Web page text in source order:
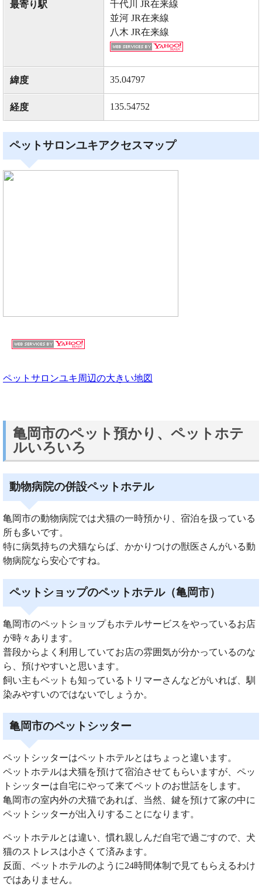
最寄り駅
千代川 JR在来線
並河 JR在来線
八木 JR在来線
緯度 35.04797
経度 135.54752
ペットサロンユキアクセスマップ
ペットサロンユキ周辺の大きい地図
亀岡市のペット預かり、ペットホテ
ルいろいろ
動物病院の併設ペットホテル
亀岡市の動物病院では犬猫の一時預かり、宿泊を扱っている
所も多いです。
特に病気持ちの犬猫ならば、かかりつけの獣医さんがいる動
物病院なら安心ですね。
ペットショップのペットホテル（亀岡市）
亀岡市のペットショップもホテルサービスをやっているお店
が時々あります。
普段からよく利用していてお店の雰囲気が分かっているのな
ら、預けやすいと思います。
飼い主もペットも知っているトリマーさんなどがいれば、馴
染みやすいのではないでしょうか。
亀岡市のペットシッター
ペットシッターはペットホテルとはちょっと違います。
ペットホテルは犬猫を預けて宿泊させてもらいますが、ペッ
トシッターは自宅にやって来てペットのお世話をします。
亀岡市の室内外の犬猫であれば、当然、鍵を預けて家の中に
ペットシッターが出入りすることになります。
ペットホテルとは違い、慣れ親しんだ自宅で過ごすので、犬
猫のストレスは小さくて済みます。
反面、ペットホテルのように24時間体制で見てもらえるわけ
ではありません。